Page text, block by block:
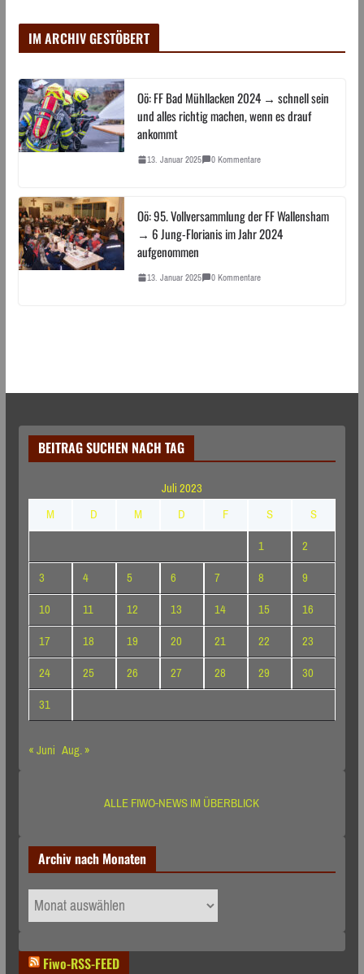
IM ARCHIV GESTÖBERT
Oö: FF Bad Mühllacken 2024 → schnell sein
und alles richtig machen, wenn es drauf
ankommt
13. Januar 2025 0 Kommentare
Oö: 95. Vollversammlung der FF Wallensham
→ 6 Jung-Florianis im Jahr 2024
aufgenommen
13. Januar 2025 0 Kommentare
BEITRAG SUCHEN NACH TAG
Juli 2023
M
D M D F S
S
1
2
3
4 5 6 7 8
9
10
11 12 13 14 15
16
17
18 19 20 21 22
23
24
25 26 27 28 29
30
31
« Juni Aug. »
ALLE FIWO-NEWS IM ÜBERBLICK
Archiv nach Monaten
Archiv
nach
Fiwo-RSS-FEED